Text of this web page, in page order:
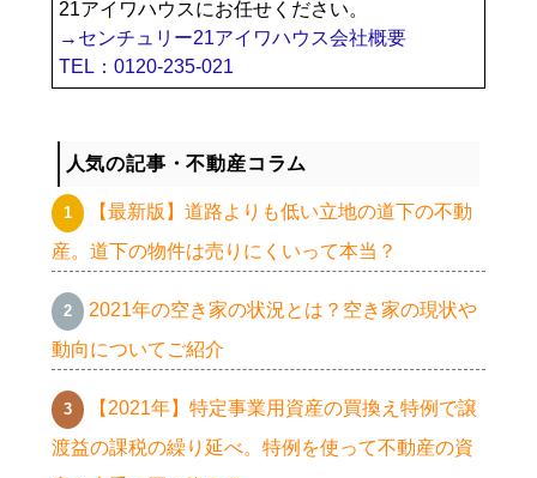
21アイワハウスにお任せください。
→センチュリー21アイワハウス会社概要
TEL：0120-235-021
人気の記事・不動産コラム
【最新版】道路よりも低い立地の道下の不動
産。道下の物件は売りにくいって本当？
2021年の空き家の状況とは？空き家の現状や
動向についてご紹介
【2021年】特定事業用資産の買換え特例で譲
渡益の課税の繰り延べ。特例を使って不動産の資